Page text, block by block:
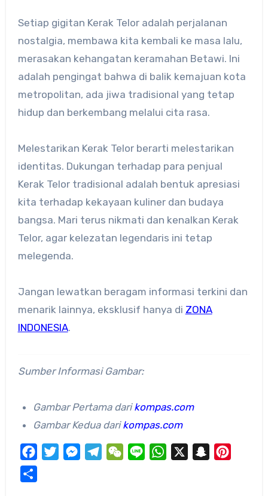
Setiap gigitan Kerak Telor adalah perjalanan
nostalgia, membawa kita kembali ke masa lalu,
merasakan kehangatan keramahan Betawi. Ini
adalah pengingat bahwa di balik kemajuan kota
metropolitan, ada jiwa tradisional yang tetap
hidup dan berkembang melalui cita rasa.
Melestarikan Kerak Telor berarti melestarikan
identitas. Dukungan terhadap para penjual
Kerak Telor tradisional adalah bentuk apresiasi
kita terhadap kekayaan kuliner dan budaya
bangsa. Mari terus nikmati dan kenalkan Kerak
Telor, agar kelezatan legendaris ini tetap
melegenda.
Jangan lewatkan beragam informasi terkini dan
menarik lainnya, eksklusif hanya di ZONA
INDONESIA.
Sumber Informasi Gambar:
Gambar Pertama darikompas.com
Gambar Kedua darikompas.com
FacebookTwitterMessengerTelegramWeChat
Line WhatsApp Snapchat